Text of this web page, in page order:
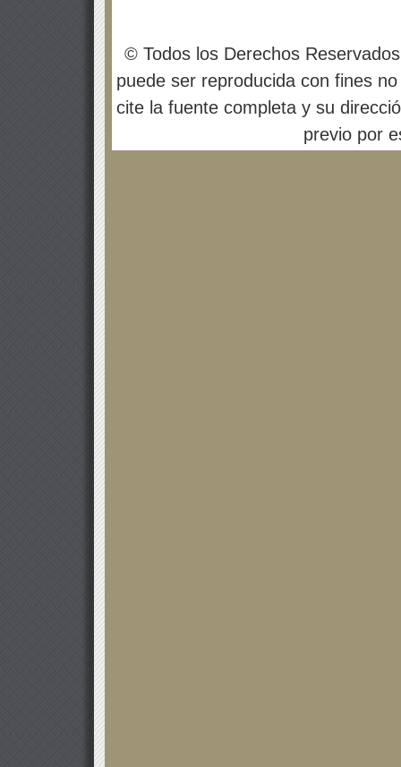
© Todos los Derechos
puede ser reproducida con fines
cite la fuente completa y su
previo por